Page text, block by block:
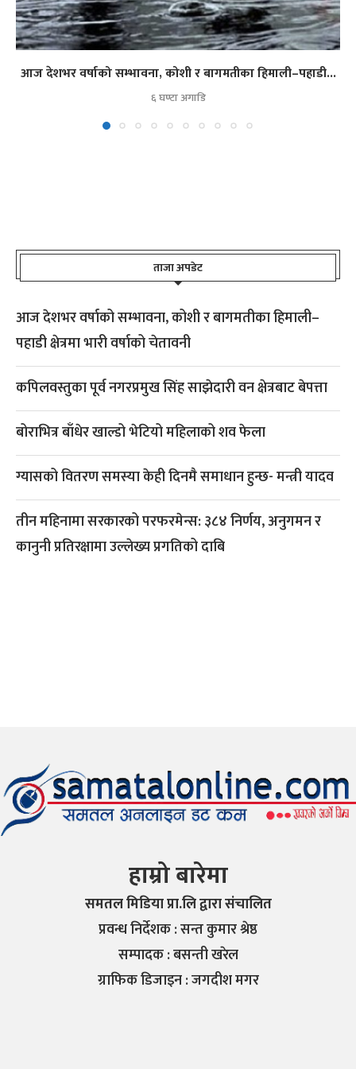
आज देशभर वर्षाको सम्भावना, कोशी र बागमतीका हिमाली–पहाडी...
६ घण्टा अगाडि
ताजा अपडेट
आज देशभर वर्षाको सम्भावना, कोशी र बागमतीका हिमाली–
पहाडी क्षेत्रमा भारी वर्षाको चेतावनी
कपिलवस्तुका पूर्व नगरप्रमुख सिंह साझेदारी वन क्षेत्रबाट बेपत्ता
बोराभित्र बाँधेर खाल्डो भेटियो महिलाको शव फेला
ग्यासको वितरण समस्या केही दिनमै समाधान हुन्छ- मन्त्री यादव
तीन महिनामा सरकारको परफरमेन्स: ३८४ निर्णय, अनुगमन र
कानुनी प्रतिरक्षामा उल्लेख्य प्रगतिको दाबि
हाम्रो बारेमा
समतल मिडिया प्रा.लि द्वारा संचालित
प्रवन्ध निर्देशक : सन्त कुमार श्रेष्ठ
सम्पादक : बसन्ती खरेल
ग्राफिक डिजाइन : जगदीश मगर